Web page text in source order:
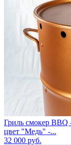
Гриль смокер BBQ
цвет "Медь" -...
32 000 руб.